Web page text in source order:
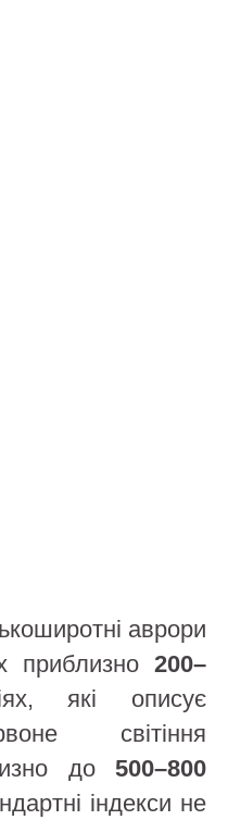
аврори
приблизно 200–
які описує
світіння
до 500–800
індекси не